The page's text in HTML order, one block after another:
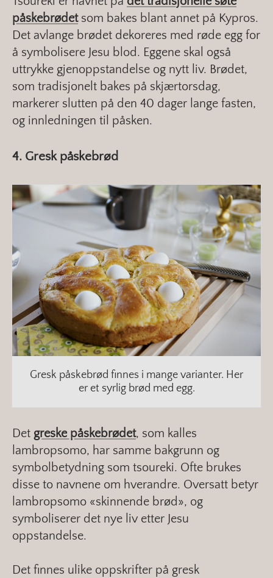
påskebrødetsom bakes blant annet på Kypros.
Det avlange brødet dekoreres med røde egg for
å symbolisere Jesu blod. Eggene skal også
uttrykke gjenoppstandelse og nytt liv. Brødet,
som tradisjonelt bakes på skjærtorsdag,
markerer slutten på den 40 dager lange fasten,
og innledningen til påsken.
4. Gresk påskebrød
Gresk påskebrød finnes i mange varianter. Her
er et syrlig brød med egg.
Det greske påskebrødet, som kalles
lambropsomo, har samme bakgrunn og
symbolbetydning som tsoureki. Ofte brukes
disse to navnene om hverandre. Oversatt betyr
lambropsomo «skinnende brød», og
symboliserer det nye liv etter Jesu
oppstandelse.
Det finnes ulike oppskrifter på gresk